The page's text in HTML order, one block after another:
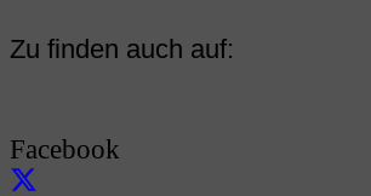
Zu finden auch auf:
Facebook